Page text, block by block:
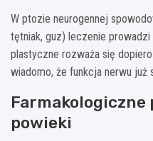
W ptozie neurogennej
tętniak, guz) leczenie prowadzi
plastyczne rozważa się
wiadomo, że funkcja nerwu już
Farmakologiczne
powieki